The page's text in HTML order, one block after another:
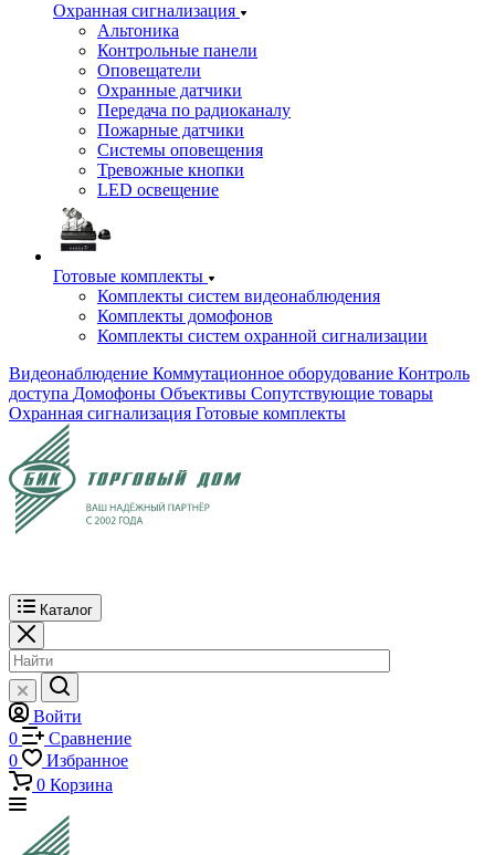
Охранная сигнализация
Альтоника
Контрольные панели
Оповещатели
Охранные датчики
Передача по радиоканалу
Пожарные датчики
Системы оповещения
Тревожные кнопки
LED освещение
Готовые комплекты
Комплекты систем видеонаблюдения
Комплекты домофонов
Комплекты систем охранной сигнализации
Видеонаблюдение Коммутационное оборудование Контроль
доступа Домофоны Объективы Сопутствующие товары
Охранная сигнализация Готовые комплекты
Каталог
Войти
0
Сравнение
0
Избранное
0 Корзина